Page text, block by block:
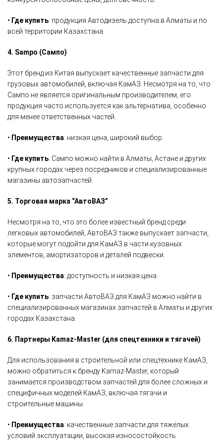
• Где купить: продукция Автодизель доступна в Алматы и по
всей территории Казахстана.
4. Sampo (Сампо)
Этот бренд из Китая выпускает качественные запчасти для
грузовых автомобилей, включая КамАЗ. Несмотря на то, что
Сампо не является оригинальным производителем, его
продукция часто используется как альтернатива, особенно
для менее ответственных частей.
• Преимущества: низкая цена, широкий выбор.
• Где купить: Сампо можно найти в Алматы, Астане и других
крупных городах через посредников и специализированные
магазины автозапчастей.
5. Торговая марка “АвтоВАЗ”
Несмотря на то, что это более известный бренд среди
легковых автомобилей, АвтоВАЗ также выпускает запчасти,
которые могут подойти для КамАЗ в части кузовных
элементов, амортизаторов и деталей подвески.
• Преимущества: доступность и низкая цена.
• Где купить: запчасти АвтоВАЗ для КамАЗ можно найти в
специализированных магазинах запчастей в Алматы и других
городах Казахстана.
6. Партнеры Kamaz-Master (для спецтехники и тягачей)
Для использования в строительной или спецтехнике КамАЗ,
можно обратиться к бренду Kamaz-Master, который
занимается производством запчастей для более сложных и
специфичных моделей КамАЗ, включая тягачи и
строительные машины.
• Преимущества: качественные запчасти для тяжёлых
условий эксплуатации, высокая износостойкость.